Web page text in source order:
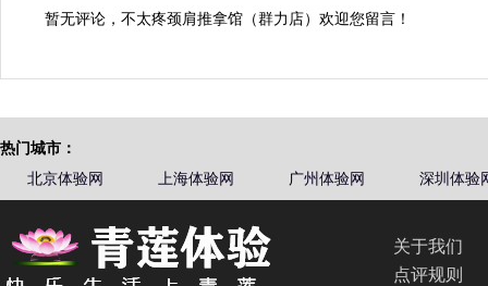
暂无评论，不太疼颈肩推拿馆（群力店）欢迎您留言！
热门城市：
北京体验网
上海体验网 广州体验网 深圳体验
关于我们
点评规则